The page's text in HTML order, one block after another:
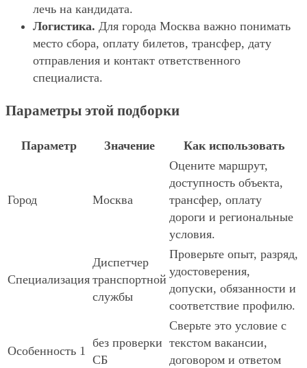
лечь на кандидата.
Логистика. Для города Москва важно понимать
место сбора, оплату билетов, трансфер, дату
отправления и контакт ответственного
специалиста.
Параметры этой подборки
Параметр Значение Как использовать
Город Москва
Оцените маршрут,
доступность объекта,
трансфер, оплату
дороги и региональные
условия.
Специализация
Диспетчер
транспортной
службы
Проверьте опыт, разряд,
удостоверения,
допуски, обязанности и
соответствие профилю.
Особенность 1
без проверки
СБ
Сверьте это условие с
текстом вакансии,
договором и ответом